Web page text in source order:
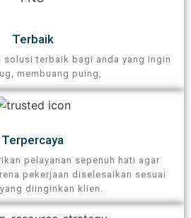
Terbaik
solusi terbaik bagi anda yang ingin
membuang puing,
Terpercaya​
pelayanan sepenuh hati agar
pekerjaan diselesaikan sesuai
diinginkan klien.